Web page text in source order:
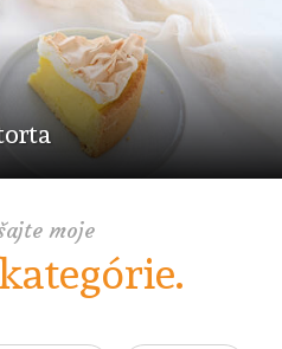
moje
kategórie.